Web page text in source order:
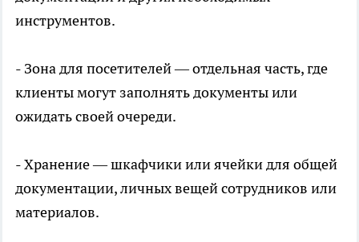
инструментов.
- Зона для посетителей — отдельная часть, где
клиенты могут заполнять документы или
ожидать своей очереди.
- Хранение — шкафчики или ячейки для общей
документации, личных вещей сотрудников или
материалов.